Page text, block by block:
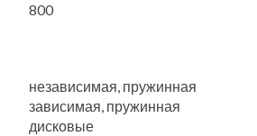
800
независимая, пружинная
зависимая, пружинная
дисковые